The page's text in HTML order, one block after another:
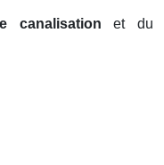
canalisation et du